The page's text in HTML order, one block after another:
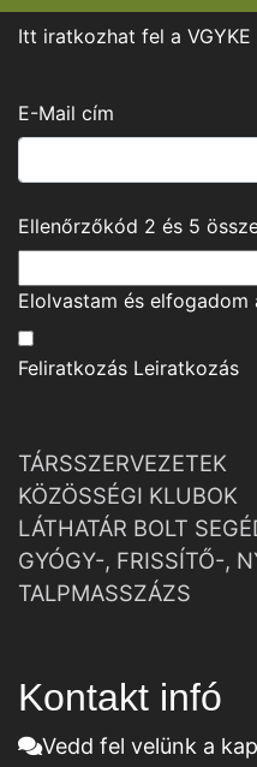
Itt iratkozhat fel a VGYKE
E-Mail cím
Ellenőrzőkód 2 és 5
Elolvastam és elfogadom
Feliratkozás Leiratkozás
TÁRSSZERVEZETEK
KÖZÖSSÉGI KLUBOK
LÁTHATÁR BOLT
GYÓGY-, FRISSÍTŐ-,
TALPMASSZÁZS
Kontakt infó
Vedd fel velünk a